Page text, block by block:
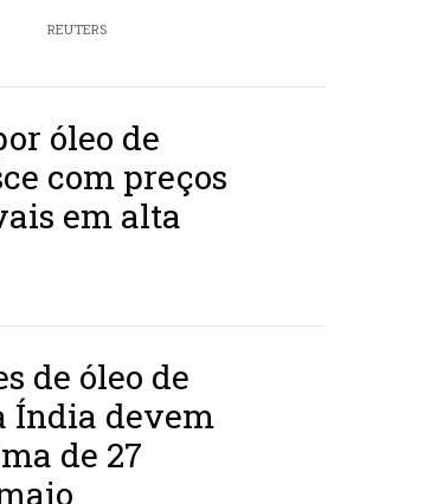
REUTERS
óleo de
com preços
em alta
de óleo de
Índia devem
de 27